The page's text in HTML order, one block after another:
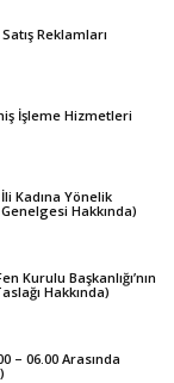
Reklamları
İşleme Hizmetleri
Kadına Yönelik
Hakkında)
Kurulu Başkanlığı’nın
Hakkında)
– 06.00 Arasında